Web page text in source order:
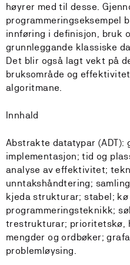
høyrer med til desse.
programmeringseksempel
innføring i definisjon, bruk
grunnleggande klassiske
Det blir også lagt vekt på
bruksområde og
algoritmane.
Innhald
Abstrakte datatypar (ADT):
implementasjon; tid og
analyse av effektivitet;
unntakshåndtering;
kjeda strukturar; stabel;
programmeringsteknikk;
trestrukturar; prioritetskø,
mengder og ordbøker;
problemløysing.